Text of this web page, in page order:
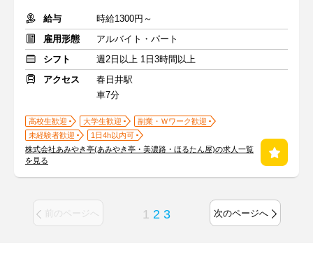
給与
時給1300円～
雇用形態
アルバイト・パート
シフト
週2日以上 1日3時間以上
アクセス
春日井駅
車7分
高校生歓迎 大学生歓迎
副業・Ｗワーク歓迎
未経験者歓迎
1日4h以内可
株式会社あみやき亭(あみやき亭・美濃路・ほるたん屋)の求人一覧
を見る
前のページへ 1 2 3 次のページへ